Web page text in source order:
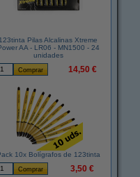
123tinta Pilas Alcalinas Xtreme
AA - LR06 - MN1500 - 24
unidades
14,50 €
10x Bolígrafos de 123tinta
3,50 €